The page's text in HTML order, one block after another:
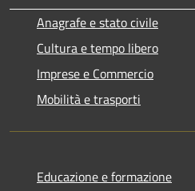
Anagrafe e stato civile
Cultura e tempo libero
Imprese e Commercio
Mobilità e trasporti
Educazione e formazione